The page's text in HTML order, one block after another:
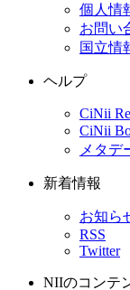
個人情
お問い
国立情
ヘルプ
CiNii
CiNii
メタデ
新着情報
お知ら
RSS
Twitter
NIIのコンテ